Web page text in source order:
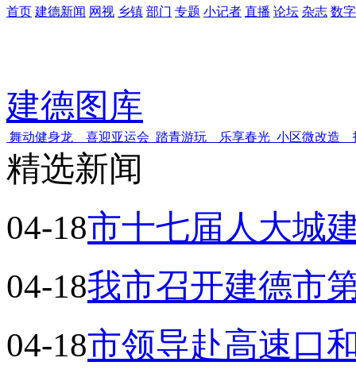
首页 建德新闻 网视 乡镇 部门 专题 小记者 直播 论坛 杂志 数
建德图库
舞动健身龙 喜迎亚运会 踏青游玩 乐享春光 小区微改造
精选新闻
04-18市十七届人大城
04-18我市召开建德市
04-18市领导赴高速口